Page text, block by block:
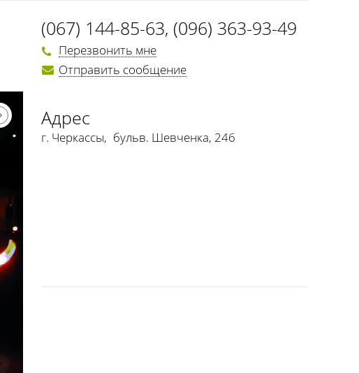
(067) 144-85-63, (096) 363-93-49
Перезвонить мне
Отправить сообщение
Адрес
г. Черкассы, бульв. Шевченка, 246